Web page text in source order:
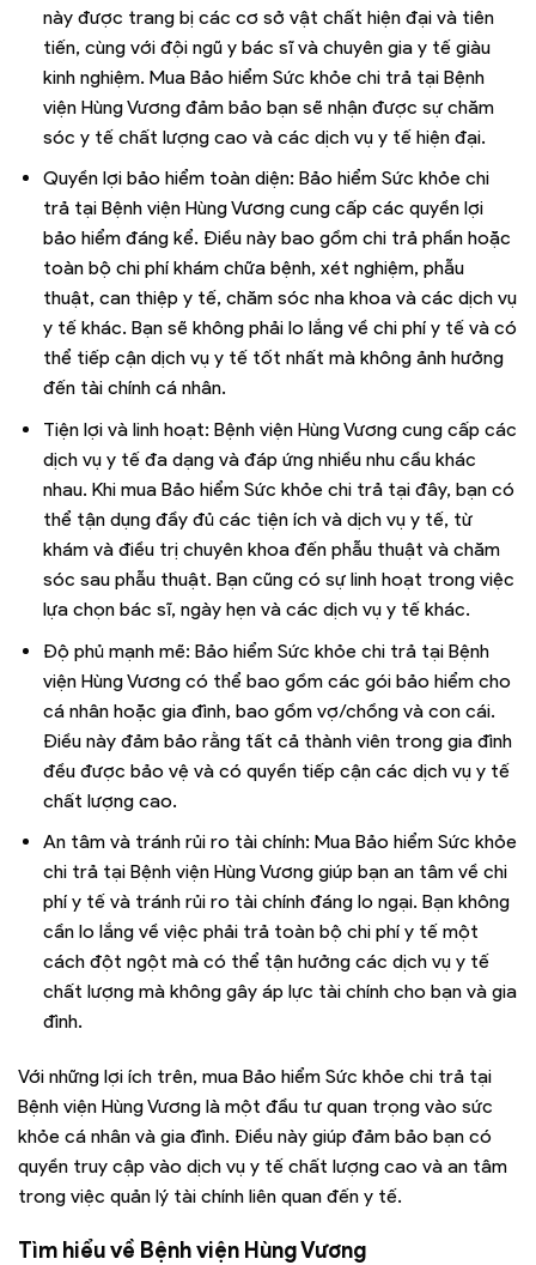
này được trang bị các cơ sở vật chất hiện đại và tiên
tiến, cùng với đội ngũ y bác sĩ và chuyên gia y tế giàu
kinh nghiệm. Mua Bảo hiểm Sức khỏe chi trả tại Bệnh
viện Hùng Vương đảm bảo bạn sẽ nhận được sự chăm
sóc y tế chất lượng cao và các dịch vụ y tế hiện đại.
Quyền lợi bảo hiểm toàn diện: Bảo hiểm Sức khỏe chi
trả tại Bệnh viện Hùng Vương cung cấp các quyền lợi
bảo hiểm đáng kể. Điều này bao gồm chi trả phần hoặc
toàn bộ chi phí khám chữa bệnh, xét nghiệm, phẫu
thuật, can thiệp y tế, chăm sóc nha khoa và các dịch vụ
y tế khác. Bạn sẽ không phải lo lắng về chi phí y tế và có
thể tiếp cận dịch vụ y tế tốt nhất mà không ảnh hưởng
đến tài chính cá nhân.
Tiện lợi và linh hoạt: Bệnh viện Hùng Vương cung cấp các
dịch vụ y tế đa dạng và đáp ứng nhiều nhu cầu khác
nhau. Khi mua Bảo hiểm Sức khỏe chi trả tại đây, bạn có
thể tận dụng đầy đủ các tiện ích và dịch vụ y tế, từ
khám và điều trị chuyên khoa đến phẫu thuật và chăm
sóc sau phẫu thuật. Bạn cũng có sự linh hoạt trong việc
lựa chọn bác sĩ, ngày hẹn và các dịch vụ y tế khác.
Độ phủ mạnh mẽ: Bảo hiểm Sức khỏe chi trả tại Bệnh
viện Hùng Vương có thể bao gồm các gói bảo hiểm cho
cá nhân hoặc gia đình, bao gồm vợ/chồng và con cái.
Điều này đảm bảo rằng tất cả thành viên trong gia đình
đều được bảo vệ và có quyền tiếp cận các dịch vụ y tế
chất lượng cao.
An tâm và tránh rủi ro tài chính: Mua Bảo hiểm Sức khỏe
chi trả tại Bệnh viện Hùng Vương giúp bạn an tâm về chi
phí y tế và tránh rủi ro tài chính đáng lo ngại. Bạn không
cần lo lắng về việc phải trả toàn bộ chi phí y tế một
cách đột ngột mà có thể tận hưởng các dịch vụ y tế
chất lượng mà không gây áp lực tài chính cho bạn và gia
đình.
Với những lợi ích trên, mua Bảo hiểm Sức khỏe chi trả tại
Bệnh viện Hùng Vương là một đầu tư quan trọng vào sức
khỏe cá nhân và gia đình. Điều này giúp đảm bảo bạn có
quyền truy cập vào dịch vụ y tế chất lượng cao và an tâm
trong việc quản lý tài chính liên quan đến y tế.
Tìm hiểu về Bệnh viện Hùng Vương